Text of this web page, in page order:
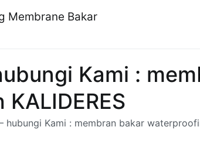
Membrane Bakar
Kami :
hubungi Kami : membran bakar